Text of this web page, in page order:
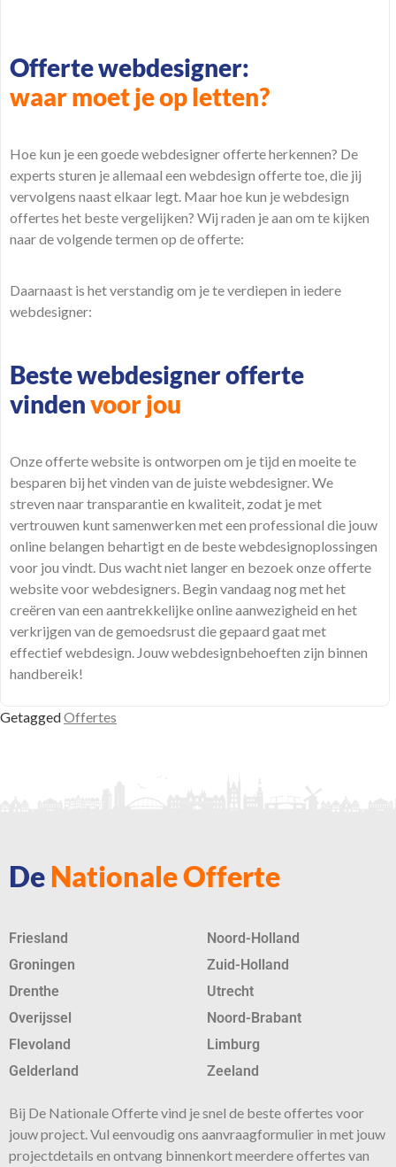
Offerte webdesigner:
waar moet je op letten?
Hoe kun je een goede webdesigner offerte herkennen? De
experts sturen je allemaal een webdesign offerte toe, die jij
vervolgens naast elkaar legt. Maar hoe kun je webdesign
offertes het beste vergelijken? Wij raden je aan om te kijken
naar de volgende termen op de offerte:
Daarnaast is het verstandig om je te verdiepen in iedere
webdesigner:
Beste webdesigner offerte
vindenvoor jou
Onzeoffertewebsite is ontworpen om je tijd en moeite te
besparen bij het vinden van de juiste webdesigner. We
streven naar transparantie en kwaliteit, zodat je met
vertrouwen kunt samenwerken met een professional die jouw
online belangen behartigt en de beste webdesignoplossingen
voor jou vindt. Dus wacht niet langer en bezoek onze offerte
website voor webdesigners. Begin vandaag nog met het
creëren van een aantrekkelijke online aanwezigheid en het
verkrijgen van de gemoedsrust die gepaard gaat met
effectief webdesign. Jouw webdesignbehoeften zijn binnen
handbereik!
GetaggedOffertes
De Nationale Offerte
Friesland
Groningen
Drenthe
Overijssel
Flevoland
Gelderland
Noord-Holland
Zuid-Holland
Utrecht
Noord-Brabant
Limburg
Zeeland
Bij De Nationale Offerte vind je snel de besteoffertes voor
jouw project. Vul eenvoudig ons aanvraagformulier in met jouw
projectdetails en ontvang binnenkort meerdere offertes van